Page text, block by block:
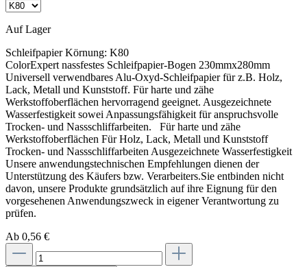
Auf Lager
Schleifpapier Körnung: K80
ColorExpert nassfestes Schleifpapier-Bogen 230mmx280mm
Universell verwendbares Alu-Oxyd-Schleifpapier für z.B. Holz,
Lack, Metall und Kunststoff. Für harte und zähe
Werkstoffoberflächen hervorragend geeignet. Ausgezeichnete
Wasserfestigkeit sowei Anpassungsfähigkeit für anspruchsvolle
Trocken- und Nassschliffarbeiten. Für harte und zähe
Werkstoffoberflächen Für Holz, Lack, Metall und Kunststoff
Trocken- und Nassschliffarbeiten Ausgezeichnete Wasserfestigkeit
Unsere anwendungstechnischen Empfehlungen dienen der
Unterstützung des Käufers bzw. Verarbeiters.Sie entbinden nicht
davon, unsere Produkte grundsätzlich auf ihre Eignung für den
vorgesehenen Anwendungszweck in eigener Verantwortung zu
prüfen.
Ab 0,56 €